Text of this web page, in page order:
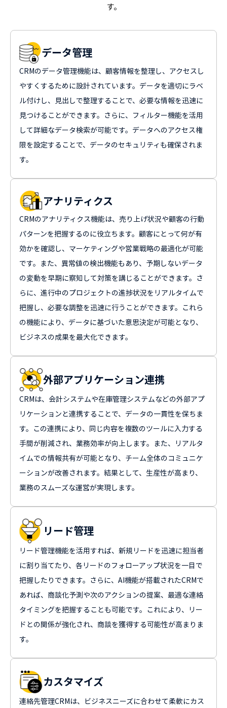
す。
データ管理
CRMのデータ管理機能は、顧客情報を整理し、アクセスし
やすくするために設計されています。データを適切にラベ
ル付けし、見出しで整理することで、必要な情報を迅速に
見つけることができます。さらに、フィルター機能を活用
して詳細なデータ検索が可能です。データへのアクセス権
限を設定することで、データのセキュリティも確保されま
す。
アナリティクス
CRMのアナリティクス機能は、売り上げ状況や顧客の行動
パターンを把握するのに役立ちます。顧客にとって何が有
効かを確認し、マーケティングや営業戦略の最適化が可能
です。また、異常値の検出機能もあり、予期しないデータ
の変動を早期に察知して対策を講じることができます。さ
らに、進行中のプロジェクトの進捗状況をリアルタイムで
把握し、必要な調整を迅速に行うことができます。これら
の機能により、データに基づいた意思決定が可能となり、
ビジネスの成果を最大化できます。
外部アプリケーション連携
CRMは、会計システムや在庫管理システムなどの外部アプ
リケーションと連携することで、データの一貫性を保ちま
す。この連携により、同じ内容を複数のツールに入力する
手間が削減され、業務効率が向上します。また、リアルタ
イムでの情報共有が可能となり、チーム全体のコミュニケ
ーションが改善されます。結果として、生産性が高まり、
業務のスムーズな運営が実現します。
リード管理
リード管理機能を活用すれば、新規リードを迅速に担当者
に割り当てたり、各リードのフォローアップ状況を一目で
把握したりできます。さらに、AI機能が搭載されたCRMで
あれば、商談化予測や次のアクションの提案、最適な連絡
タイミングを把握することも可能です。これにより、リー
ドとの関係が強化され、商談を獲得する可能性が高まりま
す。
カスタマイズ
連絡先管理CRMは、ビジネスニーズに合わせて柔軟にカス